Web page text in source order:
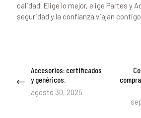
calidad. Elige lo mejor, elige Partes y
seguridad y la confianza viajan
Navegación
de
entradas
Previous
post:
Accesorios: certificados
y genéricos.
agosto 30, 2025